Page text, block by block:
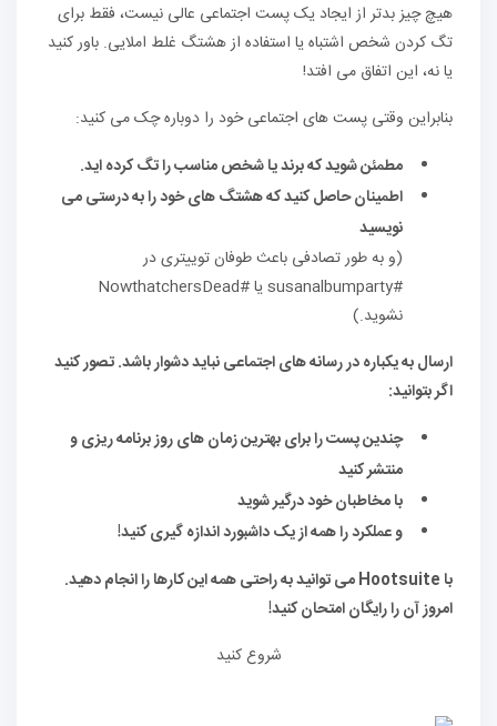
هیچ چیز بدتر از ایجاد یک پست اجتماعی عالی نیست، فقط برای
تگ کردن شخص اشتباه یا استفاده از هشتگ غلط املایی. باور کنید
یا نه، این اتفاق می افتد!
بنابراین وقتی پست های اجتماعی خود را دوباره چک می کنید:
مطمئن شوید که برند یا شخص مناسب را تگ کرده اید.
اطمینان حاصل کنید که هشتگ های خود را به درستی می
نویسید
(و به طور تصادفی باعث طوفان توییتری در
#susanalbumparty یا #NowthatchersDead
نشوید.)
ارسال به یکباره در رسانه های اجتماعی نباید دشوار باشد. تصور کنید
اگر بتوانید:
چندین پست را برای بهترین زمان های روز برنامه ریزی و
منتشر کنید
با مخاطبان خود درگیر شوید
و عملکرد را همه از یک داشبورد اندازه گیری کنید!
با Hootsuite می توانید به راحتی همه این کارها را انجام دهید.
امروز آن را رایگان امتحان کنید!
شروع کنید